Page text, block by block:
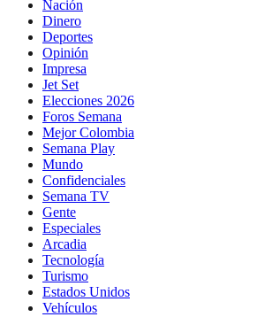
Nación
Dinero
Deportes
Opinión
Impresa
Jet Set
Elecciones 2026
Foros Semana
Mejor Colombia
Semana Play
Mundo
Confidenciales
Semana TV
Gente
Especiales
Arcadia
Tecnología
Turismo
Estados Unidos
Vehículos